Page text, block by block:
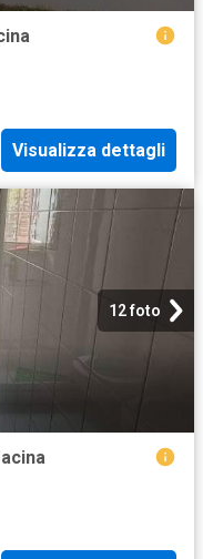
Visualizza dettagli
12 foto